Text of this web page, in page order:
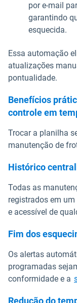
por e-mail
garantindo
esquecida.
Essa automação
atualizações
pontualidade.
Benefícios
controle em
Trocar a planilha
manutenção de
Histórico
Todas as
registrados em
e acessível de
Fim dos
Os alertas
programadas
conformidade e a
Redução do